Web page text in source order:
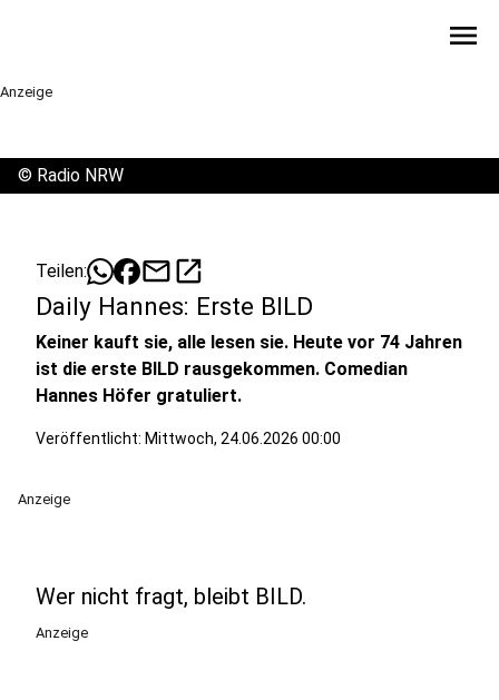
menu
Anzeige
© Radio NRW
Teilen: mailopen_in_new
Daily Hannes: Erste BILD
Keiner kauft sie, alle lesen sie. Heute vor 74 Jahren
ist die erste BILD rausgekommen. Comedian
Hannes Höfer gratuliert.
Veröffentlicht: Mittwoch, 24.06.2026 00:00
Anzeige
Wer nicht fragt, bleibt BILD.
Anzeige